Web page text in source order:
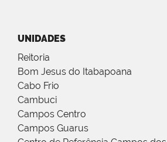
UNIDADES
Reitoria
Bom Jesus do Itabapoana
Cabo Frio
Cambuci
Campos Centro
Campos Guarus